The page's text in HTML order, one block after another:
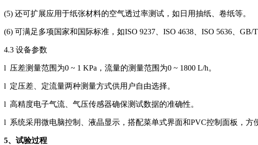
(5) 还可扩展应用于纸张材料的空气透过率测试，如日用抽纸、卷纸等。
(6) 可满足多项国家和国际标准，如ISO 9237、ISO 4638、ISO 5636、GB/
4.3 设备参数
l 压差测量范围为0 ~ 1 KPa，流量的测量范围为0 ~ 1800 L/h。
l 定压差、定流量两种测量方式供用户自由选择。
l 高精度电子气流、气压传感器确保测试数据的准确性。
l 系统采用微电脑控制、液晶显示，搭配菜单式界面和PVC控制面板，方
5、试验过程